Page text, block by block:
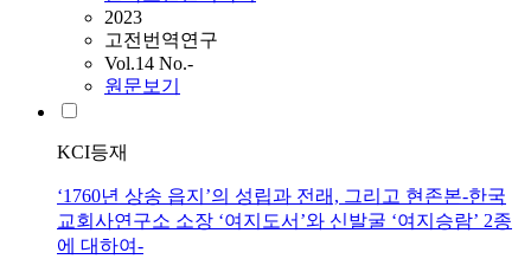
2023
고전번역연구
Vol.14 No.-
원문보기
KCI등재
‘1760년 상송 읍지’의 성립과 전래, 그리고 현존본-한국
교회사연구소 소장 ‘여지도서’와 신발굴 ‘여지승람’ 2종
에 대하여-